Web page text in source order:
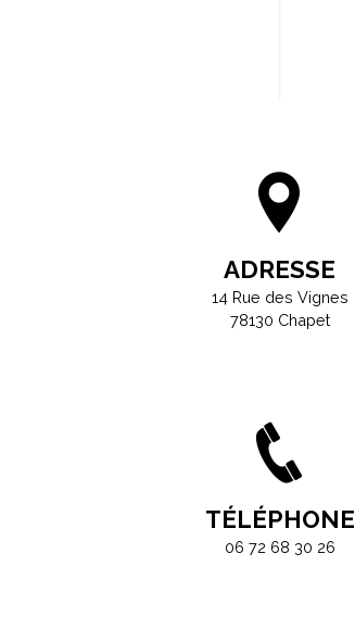
ADRESSE
14 Rue des Vignes
78130 Chapet
TÉLÉPHONE
06 72 68 30 26